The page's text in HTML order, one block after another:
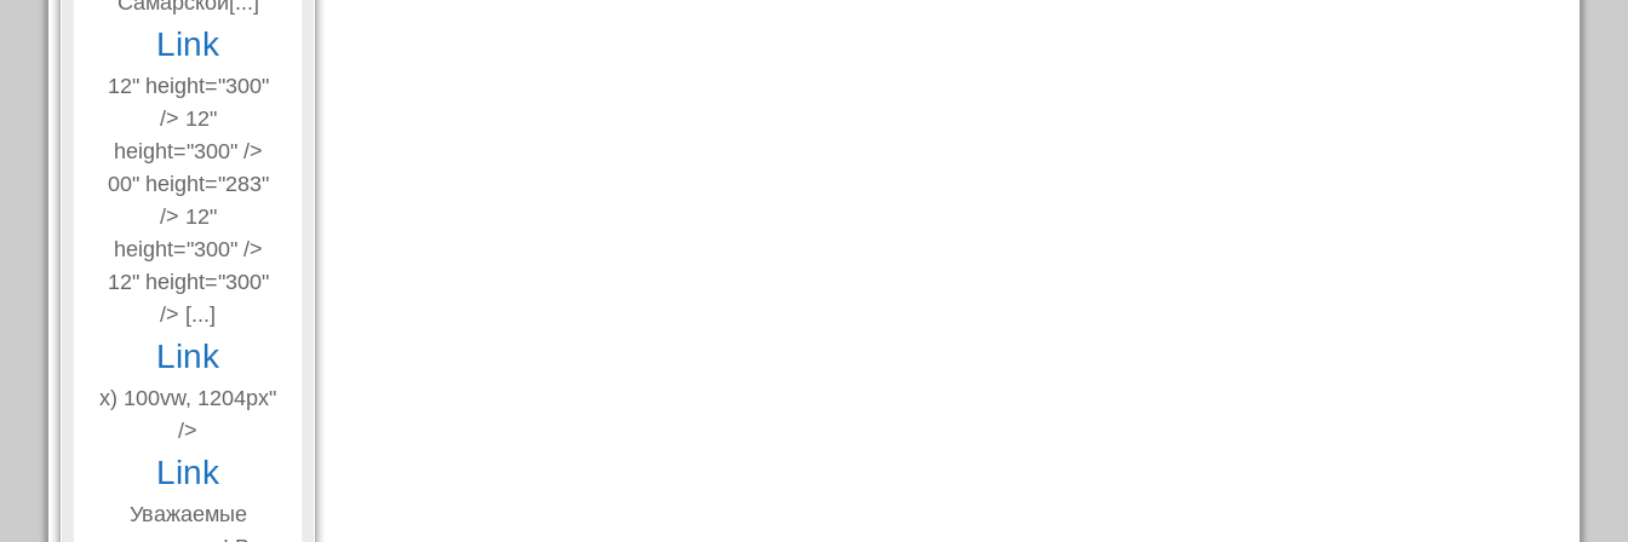
Link
12" height="300"
/> 12"
height="300" />
00" height="283"
/> 12"
height="300" />
12" height="300"
/> [...]
Link
x) 100vw, 1204px"
/>
Link
Уважаемые